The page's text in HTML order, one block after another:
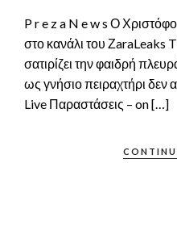
P r e z a N e w s Ο
στο κανάλι του ΖaraLeaks
σατιρίζει την φαιδρή
ως γνήσιο πειραχτήρι δεν
Live Παραστάσεις – on […]